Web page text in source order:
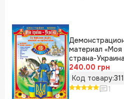
материал «Моя
страна-
240.00 грн
Код товару:
1